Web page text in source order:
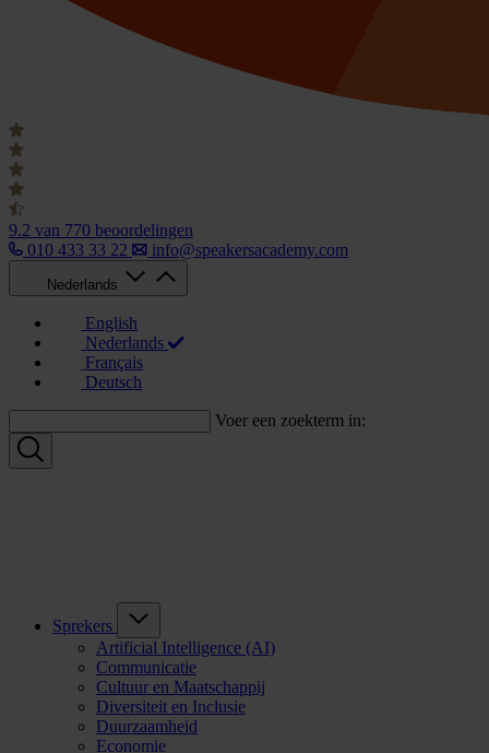
9.2 van 770 beoordelingen
010 433 33 22
info@speakersacademy.com
Nederlands
English
Nederlands
Français
Deutsch
Voer een zoekterm in:
Sprekers
Artificial Intelligence (AI)
Communicatie
Cultuur en Maatschappij
Diversiteit en Inclusie
Duurzaamheid
Economie